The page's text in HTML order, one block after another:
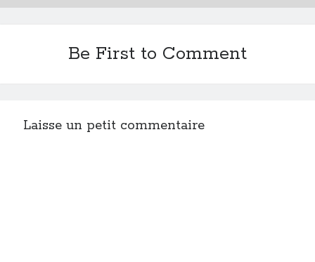
Be First to Comment
Laisse un petit commentaire